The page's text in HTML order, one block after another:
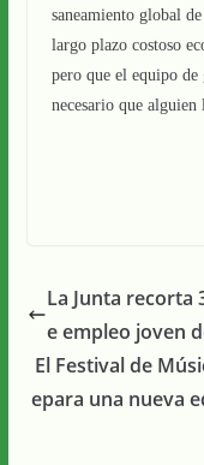
saneamiento global
largo plazo costoso
pero que el equipo de
necesario que
La Junta recorta
e empleo joven
El Festival de
epara una nueva